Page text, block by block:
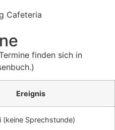
finden sich in
Ereignis
(keine Sprechstunde)